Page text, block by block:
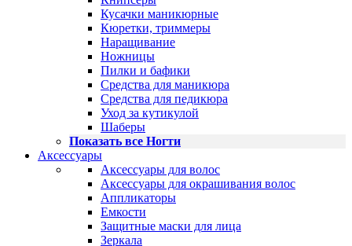
Кусачки маникюрные
Кюретки, триммеры
Наращивание
Ножницы
Пилки и бафики
Средства для маникюра
Средства для педикюра
Уход за кутикулой
Шаберы
Показать все Ногти
Аксессуары
Аксессуары для волос
Аксессуары для окрашивания волос
Аппликаторы
Емкости
Защитные маски для лица
Зеркала